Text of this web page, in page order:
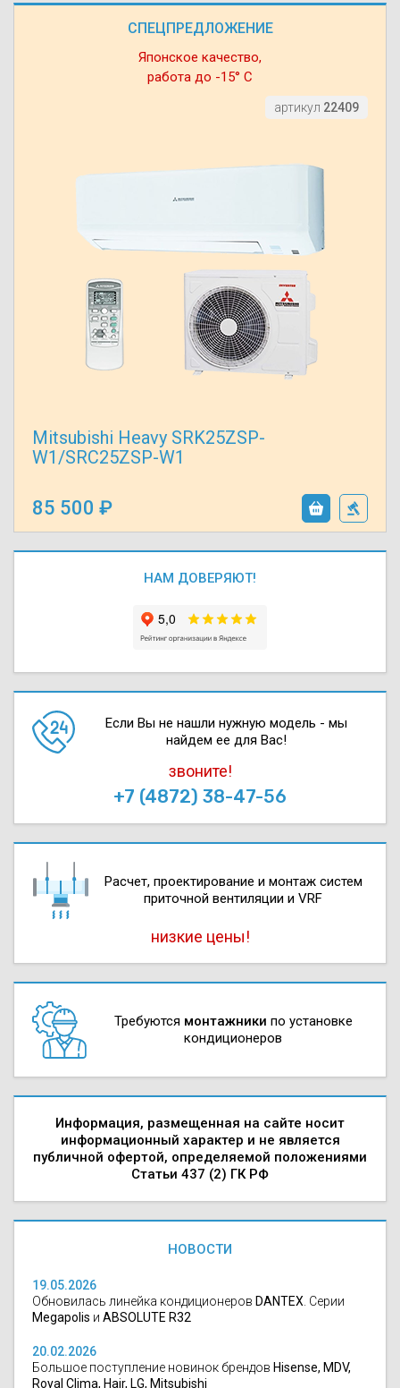
СПЕЦПРЕДЛОЖЕНИЕ
Японское качество,
работа до -15° С
артикул 22409
Mitsubishi Heavy SRK25ZSP-
W1/SRC25ZSP-W1
85 500
НАМ ДОВЕРЯЮТ!
Если Вы не нашли нужную модель - мы
найдем ее для Вас!
звоните!
+7 (4872) 38-47-56
Расчет, проектирова­ние и монтаж систем
приточной вентиляции и VRF
низкие цены!
Требуются монтажники по установке
кондиционеров
Информация, размещенная на сайте носит
информационный характер и не является
публичной офертой, определяемой положениями
Статьи 437 (2) ГК РФ
НОВОСТИ
19.05.2026
Обновилась линейка кондиционеров DANTEX . Серии
Megapolis и ABSOLUTE R32
20.02.2026
Большое поступление новинок брендов Hisense, MDV,
Royal Clima, Hair, LG, Mitsubishi